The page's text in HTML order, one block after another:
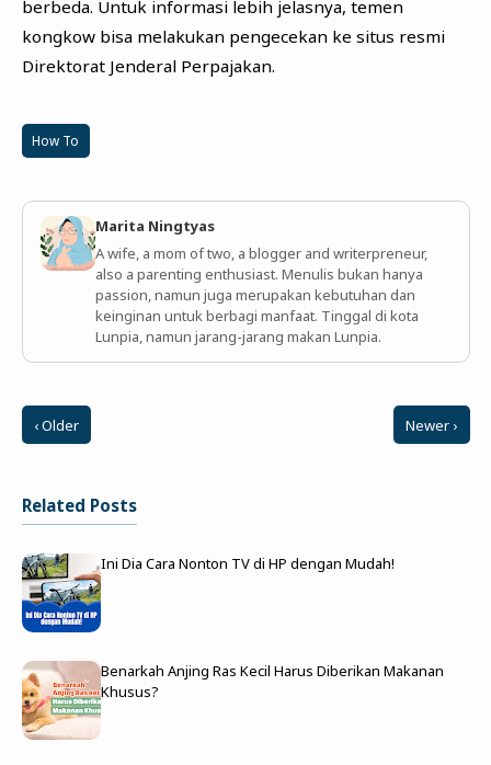
berbeda. Untuk informasi lebih jelasnya, temen
kongkow bisa melakukan pengecekan ke situs resmi
Direktorat Jenderal Perpajakan.
How To
Marita Ningtyas
A wife, a mom of two, a blogger and writerpreneur,
also a parenting enthusiast. Menulis bukan hanya
passion, namun juga merupakan kebutuhan dan
keinginan untuk berbagi manfaat. Tinggal di kota
Lunpia, namun jarang-jarang makan Lunpia.
‹ Older Newer ›
Related Posts
Ini Dia Cara Nonton TV di HP dengan Mudah!
Benarkah Anjing Ras Kecil Harus Diberikan Makanan
Khusus?